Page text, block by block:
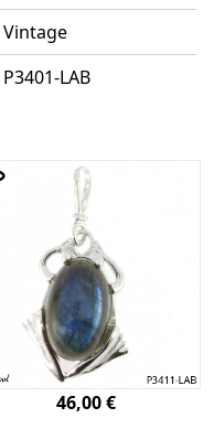
Vintage
P3401-LAB
46,00 €